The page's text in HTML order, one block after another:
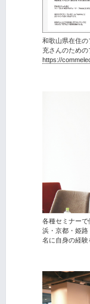
和歌山県在住
充さんのため
https://
各種セミナー
浜・京都・姫
名に自身の経験